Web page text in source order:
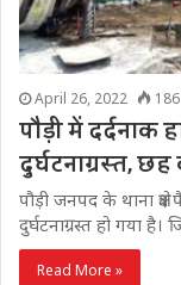
April 26, 2022 186
पौड़ी में दर्दनाक
दुर्घटनाग्रस्त,
पौड़ी जनपद के थाना
दुर्घटनाग्रस्त हो गया
Read More »